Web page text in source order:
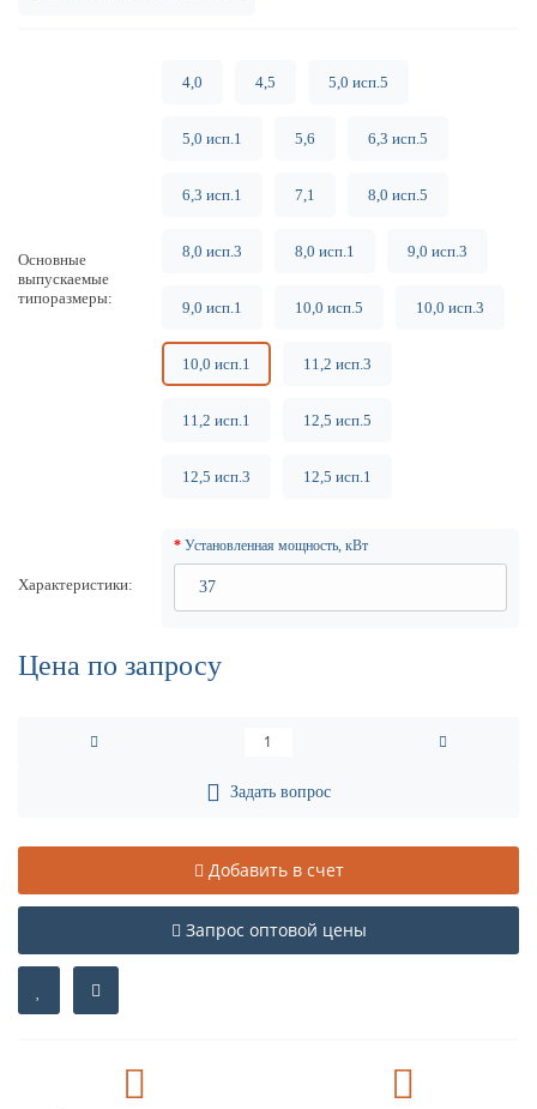
Основные
выпускаемые
типоразмеры
4,0 4,5 5,0 исп.5
5,0 исп.1 5,6 6,3 исп.5
6,3 исп.1 7,1 8,0 исп.5
8,0 исп.3 8,0 исп.1 9,0 исп.3
9,0 исп.1 10,0 исп.5 10,0 исп.3
10,0 исп.1 11,2 исп.3
11,2 исп.1 12,5 исп.5
12,5 исп.3 12,5 исп.1
Характеристики
Установленная мощность, кВт
Цена по запросу
Задать вопрос
Добавить в счет
Запрос оптовой цены